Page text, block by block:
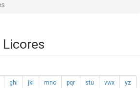
ghi jkl mno pqr stu vwx yz